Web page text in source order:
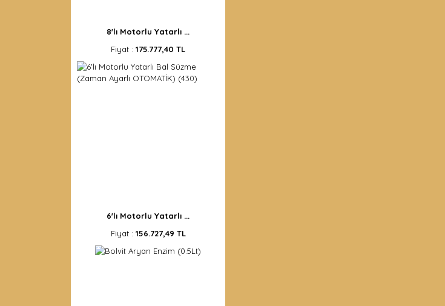
8'lı Motorlu Yatarlı ...
Fiyat : 175.777,40 TL
6'lı Motorlu Yatarlı ...
Fiyat : 156.727,49 TL